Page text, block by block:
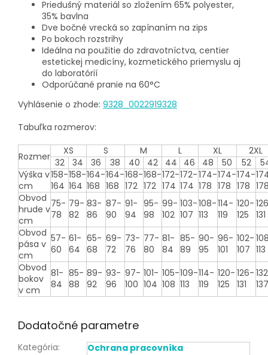
Priedušný materiál so zložením 65% polyester,
35% bavlna
Dve bočné vrecká so zapínaním na zips
Po bokoch rozstrihy
Ideálna na použitie do zdravotníctva, centier
estetickej medicíny, kozmetického priemyslu aj
do laboratórií
Odporúčané pranie na 60°C
Vyhlásenie o zhode: 9328_0022919328
Tabuľka rozmerov:
Rozmer XS S M L XL
2XL
32
34 36 38 40 42 44 46 48 50 52
Výška v
cm
158-
164
158-
164
164-
168
164-
168
168-
172
168-
172
172-
174
172-
174
174-
178
174-
178
174-
178
Obvod
hrude v
cm
75-
78
79-
82
83-
86
87-
90
91-
94
95-
98
99-
102
103-
107
108-
113
114-
119
120-
125
131
Obvod
pása v
cm
57-
60
61-
64
65-
68
69-
72
73-
76
77-
80
81-
84
85-
89
90-
95
96-
101
102-
107 113
Obvod
bokov
v cm
81-
84
85-
88
89-
92
93-
96
97-
100
101-
104
105-
108
109-
113
114-
119
120-
125
126-
131
137
Dodatočné parametre
Kategória:
Ochrana pracovníka